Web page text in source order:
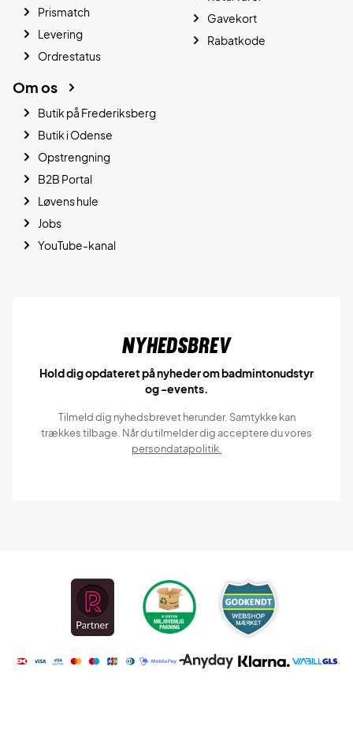
Prismatch
Levering
Ordrestatus
Gavekort
Rabatkode
Om os
Butik på Frederiksberg
Butik i Odense
Opstrengning
B2B Portal
Løvens hule
Jobs
YouTube-kanal
Nyhedsbrev
Hold dig opdateret på nyheder om badmintonudstyr
og -events.
Tilmeld dig nyhedsbrevet herunder. Samtykke kan
trækkes tilbage. Når du tilmelder dig acceptere du vores
persondatapolitik.